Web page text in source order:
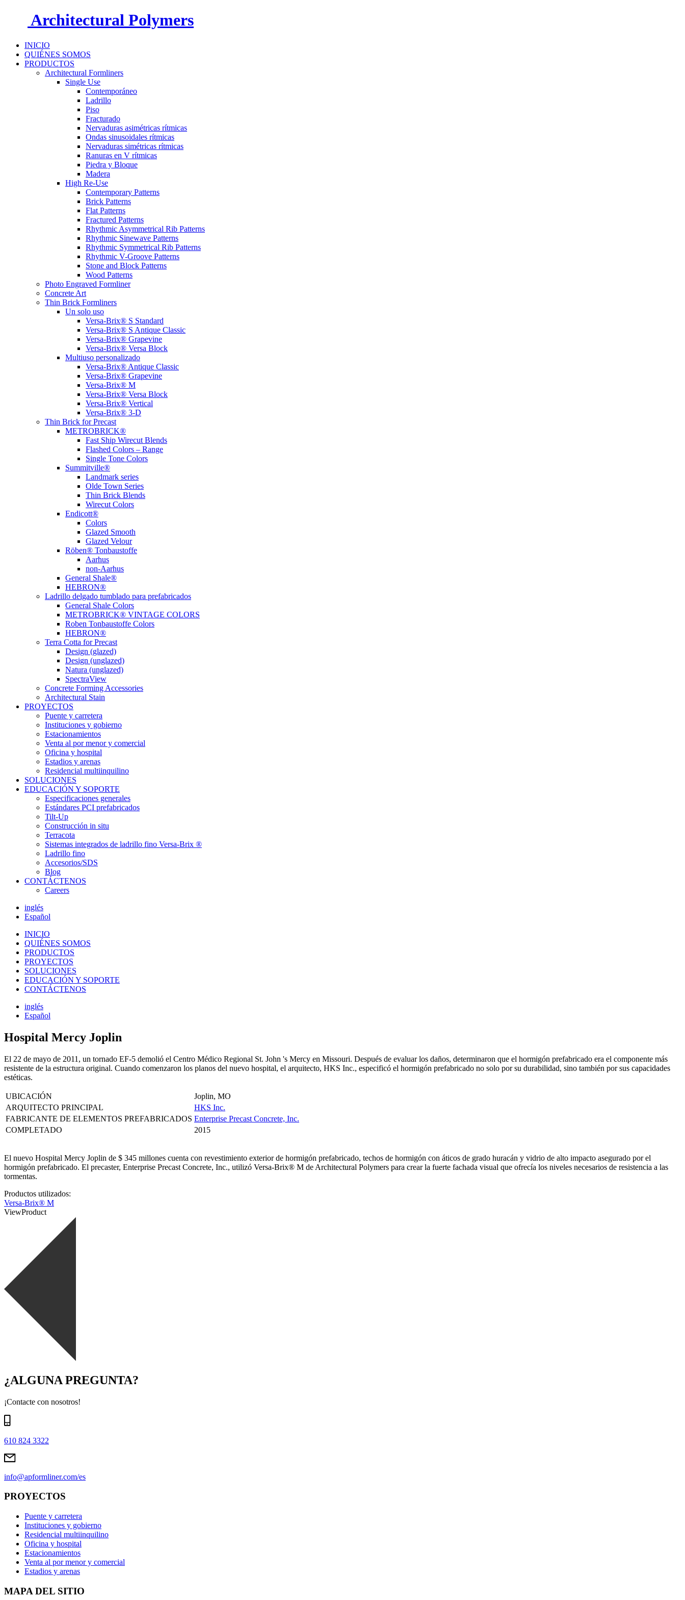
Architectural Polymers
INICIO
QUIÉNES SOMOS
PRODUCTOS
Architectural Formliners
Single Use
Contemporáneo
Ladrillo
Piso
Fracturado
Nervaduras asimétricas rítmicas
Ondas sinusoidales rítmicas
Nervaduras simétricas rítmicas
Ranuras en V rítmicas
Piedra y Bloque
Madera
High Re-Use
Contemporary Patterns
Brick Patterns
Flat Patterns
Fractured Patterns
Rhythmic Asymmetrical Rib Patterns
Rhythmic Sinewave Patterns
Rhythmic Symmetrical Rib Patterns
Rhythmic V-Groove Patterns
Stone and Block Patterns
Wood Patterns
Photo Engraved Formliner
Concrete Art
Thin Brick Formliners
Un solo uso
Versa-Brix® S Standard
Versa-Brix® S Antique Classic
Versa-Brix® Grapevine
Versa-Brix® Versa Block
Multiuso personalizado
Versa-Brix® Antique Classic
Versa-Brix® Grapevine
Versa-Brix® M
Versa-Brix® Versa Block
Versa-Brix® Vertical
Versa-Brix® 3-D
Thin Brick for Precast
METROBRICK®
Fast Ship Wirecut Blends
Flashed Colors – Range
Single Tone Colors
Summitville®
Landmark series
Olde Town Series
Thin Brick Blends
Wirecut Colors
Endicott®
Colors
Glazed Smooth
Glazed Velour
Röben® Tonbaustoffe
Aarhus
non-Aarhus
General Shale®
HEBRON®
Ladrillo delgado tumblado para prefabricados
General Shale Colors
METROBRICK® VINTAGE COLORS
Roben Tonbaustoffe Colors
HEBRON®
Terra Cotta for Precast
Design (glazed)
Design (unglazed)
Natura (unglazed)
SpectraView
Concrete Forming Accessories
Architectural Stain
PROYECTOS
Puente y carretera
Instituciones y gobierno
Estacionamientos
Venta al por menor y comercial
Oficina y hospital
Estadios y arenas
Residencial multiinquilino
SOLUCIONES
EDUCACIÓN Y SOPORTE
Especificaciones generales
Estándares PCI prefabricados
Tilt-Up
Construcción in situ
Terracota
Sistemas integrados de ladrillo fino Versa-Brix ®
Ladrillo fino
Accesorios/SDS
Blog
CONTÁCTENOS
Careers
inglés
Español
INICIO
QUIÉNES SOMOS
PRODUCTOS
PROYECTOS
SOLUCIONES
EDUCACIÓN Y SOPORTE
CONTÁCTENOS
inglés
Español
Hospital Mercy Joplin
El 22 de mayo de 2011, un tornado EF-5 demolió el Centro Médico Regional St. John 's Mercy en Missouri. Después de evaluar los daños, determinaron que el hormigón prefabricado era el componente más
resistente de la estructura original. Cuando comenzaron los planos del nuevo hospital, el arquitecto, HKS Inc., especificó el hormigón prefabricado no solo por su durabilidad, sino también por sus capacidades
estéticas.
UBICACIÓN
Joplin, MO
ARQUITECTO PRINCIPAL
HKS Inc.
FABRICANTE DE ELEMENTOS PREFABRICADOS Enterprise Precast Concrete, Inc.
COMPLETADO
2015
El nuevo Hospital Mercy Joplin de $ 345 millones cuenta con revestimiento exterior de hormigón prefabricado, techos de hormigón con áticos de grado huracán y vidrio de alto impacto asegurado por el
hormigón prefabricado. El precaster, Enterprise Precast Concrete, Inc., utilizó Versa-Brix® M de Architectural Polymers para crear la fuerte fachada visual que ofrecía los niveles necesarios de resistencia a las
tormentas.
Productos utilizados:
Versa-Brix® M
ViewProduct
¿ALGUNA PREGUNTA?
¡Contacte con nosotros!
610 824 3322
info@apformliner.com/es
PROYECTOS
Puente y carretera
Instituciones y gobierno
Residencial multiinquilino
Oficina y hospital
Estacionamientos
Venta al por menor y comercial
Estadios y arenas
MAPA DEL SITIO